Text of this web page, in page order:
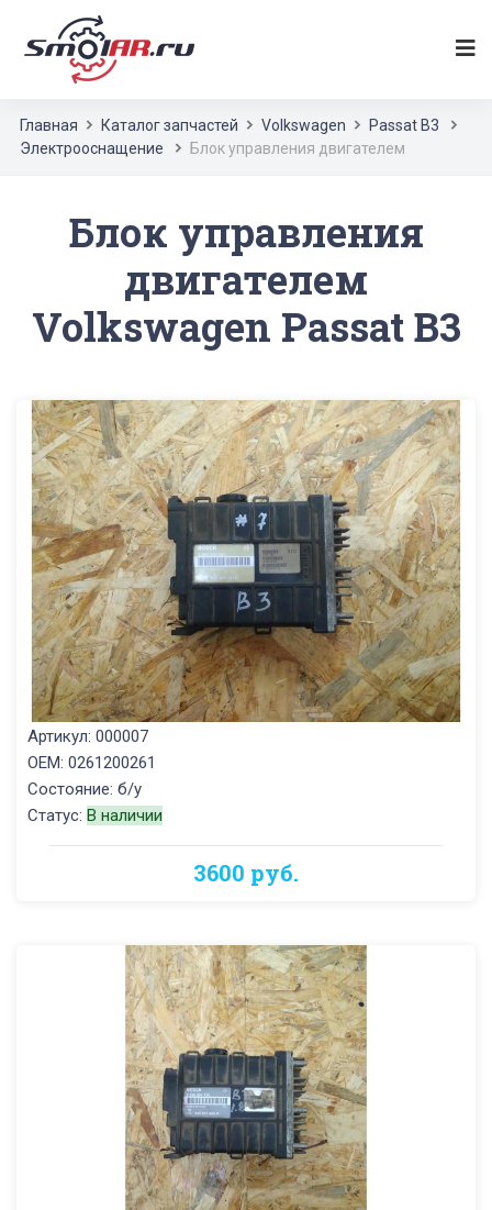
Главная Каталог запчастей Volkswagen
Passat B3
Электрооснащение
Блок управления двигателем
Блок управления
двигателем
Volkswagen Passat B3
Артикул: 000007
OEM: 0261200261
Состояние: б/у
Статус: В наличии
3600 руб.